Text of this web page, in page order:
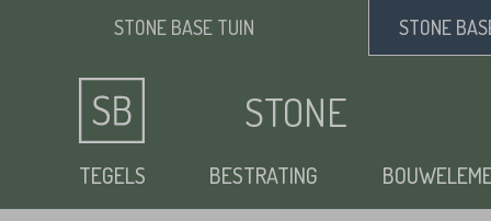
STONE BASE TUIN STONE
STONE
BASE
TEGELS BESTRATING